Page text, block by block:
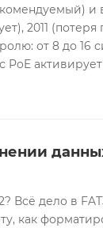
2011 (потеря
от 8 до 16
PoE
Всё дело в
как